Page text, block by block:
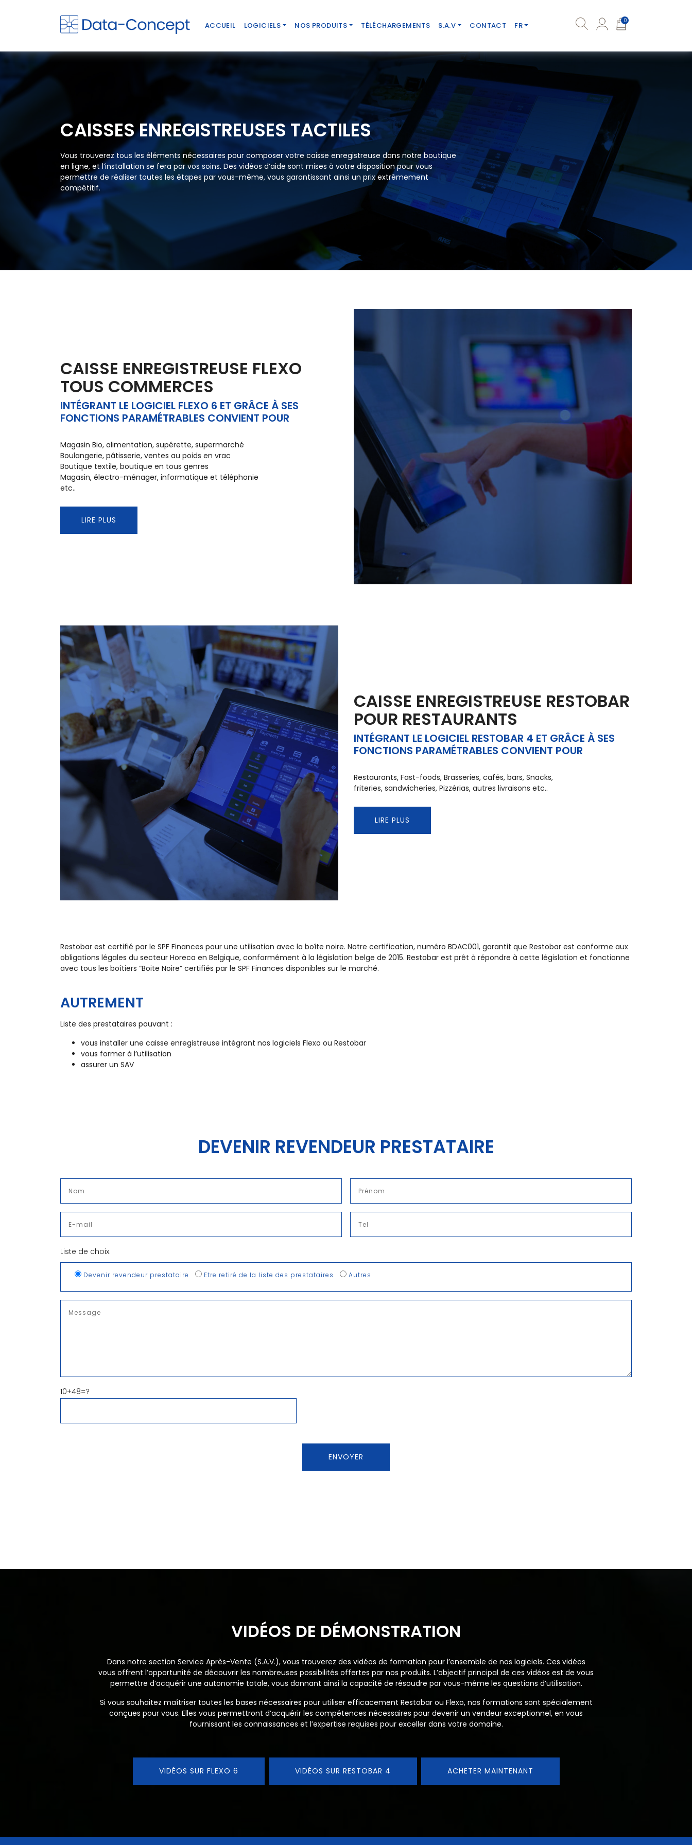
ACCUEIL LOGICIELS NOS PRODUITS TÉLÉCHARGEMENTS S.A.V CONTACT FR
0
CAISSES ENREGISTREUSES TACTILES
Vous trouverez tous les éléments nécessaires pour composer votre caisse enregistreuse dans notre boutique
en ligne, et l’installation se fera par vos soins. Des vidéos d’aide sont mises à votre disposition pour vous
permettre de réaliser toutes les étapes par vous-même, vous garantissant ainsi un prix extrêmement
compétitif.
CAISSE ENREGISTREUSE FLEXO
TOUS COMMERCES
INTÉGRANT LE LOGICIEL FLEXO 6 ET GRÂCE À SES
FONCTIONS PARAMÉTRABLES CONVIENT POUR
Magasin Bio, alimentation, supérette, supermarché
Boulangerie, pâtisserie, ventes au poids en vrac
Boutique textile, boutique en tous genres
Magasin, électro-ménager, informatique et téléphonie
etc..
LIRE PLUS
CAISSE ENREGISTREUSE RESTOBAR
POUR RESTAURANTS
INTÉGRANT LE LOGICIEL RESTOBAR 4 ET GRÂCE À SES
FONCTIONS PARAMÉTRABLES CONVIENT POUR
Restaurants, Fast-foods, Brasseries, cafés, bars, Snacks,
friteries, sandwicheries, ​​​​Pizzérias, autres livraisons etc..
LIRE PLUS
Restobar est certifié par le SPF Finances pour une utilisation avec la boîte noire. Notre certification, numéro BDAC001, garantit que Restobar est conforme aux
obligations légales du secteur Horeca en Belgique, conformément à la législation belge de 2015. Restobar est prêt à répondre à cette législation et fonctionne
avec tous les boîtiers “Boite Noire” certifiés par le SPF Finances disponibles sur le marché.
AUTREMENT
Liste des prestataires pouvant :
vous installer une caisse enregistreuse intégrant nos logiciels Flexo ou Restobar
vous former à l’utilisation
assurer un SAV
DEVENIR REVENDEUR PRESTATAIRE
Liste de choix:
Devenir revendeur prestataire Etre retiré de la liste des prestataires Autres
10+48=?
VIDÉOS DE DÉMONSTRATION
Dans notre section Service Après-Vente (S.A.V.), vous trouverez des vidéos de formation pour l’ensemble de nos logiciels. Ces vidéos
vous offrent l’opportunité de découvrir les nombreuses possibilités offertes par nos produits. L’objectif principal de ces vidéos est de vous
permettre d’acquérir une autonomie totale, vous donnant ainsi la capacité de résoudre par vous-même les questions d’utilisation.
Si vous souhaitez maîtriser toutes les bases nécessaires pour utiliser efficacement Restobar ou Flexo, nos formations sont spécialement
conçues pour vous. Elles vous permettront d’acquérir les compétences nécessaires pour devenir un vendeur exceptionnel, en vous
fournissant les connaissances et l’expertise requises pour exceller dans votre domaine.
VIDÉOS SUR FLEXO 6 VIDÉOS SUR RESTOBAR 4 ACHETER MAINTENANT